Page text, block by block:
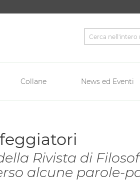
Collane News ed Eventi
Rivista di
alcune parole-